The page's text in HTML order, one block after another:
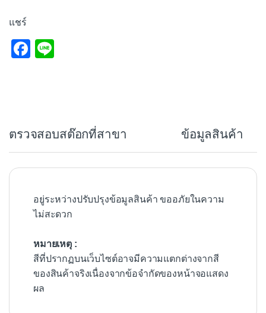
แชร์
F
o
o
ตรวจสอบสต๊อกที่สาขา ข้อมูลสินค้า
อยู่ระหว่างปรับปรุงข้อมูลสินค้า ขออภัยในความ
ไม่สะดวก
หมายเหตุ :
สีที่ปรากฏบนเว็บไซต์อาจมีความแตกต่างจากสี
ของสินค้าจริงเนื่องจากข้อจำกัดของหน้าจอแสดง
ผล